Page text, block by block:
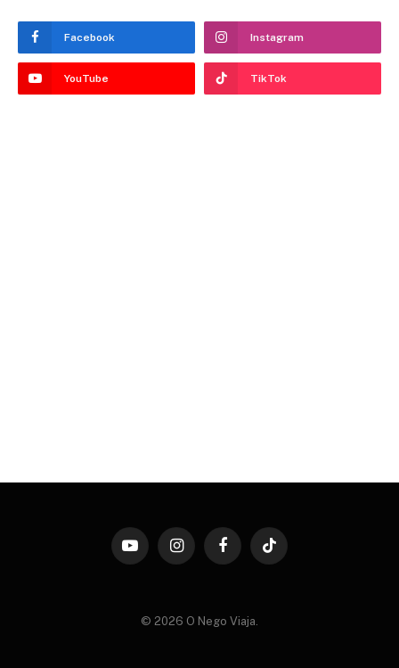
Facebook Instagram
YouTube TikTok
YouTubeInstagramFacebookTikTok
© 2026 O Nego Viaja.